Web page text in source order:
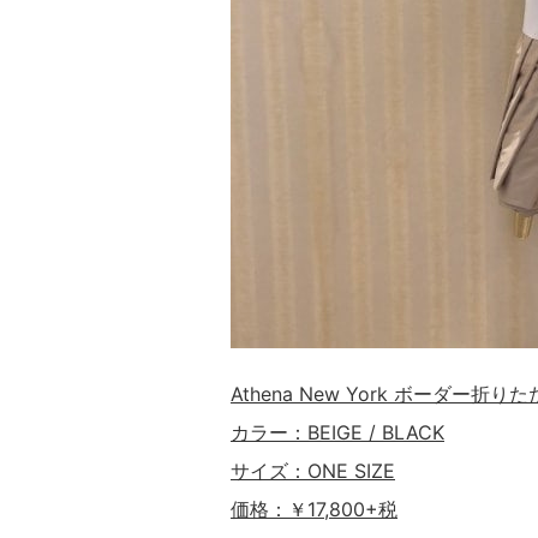
Athena New York ボーダー折りた
カラー：BEIGE / BLACK
サイズ：ONE SIZE
価格：￥17,800+税